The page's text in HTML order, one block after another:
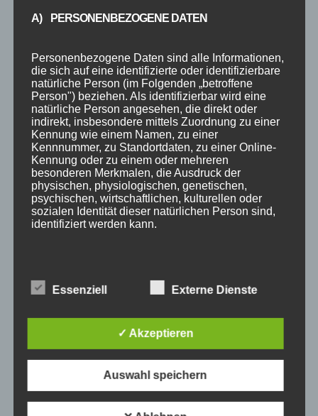
Zumba® Fans!Kinder ab 4 oder ab 7 Jahren
erhalten die Möglichkeit, gemeinsam mit ihren
funktioniert‘s :Zumba® Kids & Zumba® Kids Jr.
Kurse sind unterhaltsame energiegeladene...
SUCHE
NEUESTE BEITRÄGE
SCHNUPPERTAG 2026
SCHLAGWÖRTER
A) PERSONENBEZOGENE DATEN
Personenbezogene Daten sind alle Informationen,
die sich auf eine identifizierte oder identifizierbare
natürliche Person (im Folgenden „betroffene
Person") beziehen. Als identifizierbar wird eine
natürliche Person angesehen, die direkt oder
indirekt, insbesondere mittels Zuordnung zu einer
Kennung wie einem Namen, zu einer
Kennnummer, zu Standortdaten, zu einer Online-
Kennung oder zu einem oder mehreren
besonderen Merkmalen, die Ausdruck der
physischen, physiologischen, genetischen,
psychischen, wirtschaftlichen, kulturellen oder
sozialen Identität dieser natürlichen Person sind,
identifiziert werden kann.
identifizierbare natürliche Person, deren
personenbezogene Daten von dem für die
Verarbeitung Verantwortlichen verarbeitet werden.
C) VERARBEITUNG
Essenziell Externe Dienste
✓ Akzeptieren
Auswahl speichern